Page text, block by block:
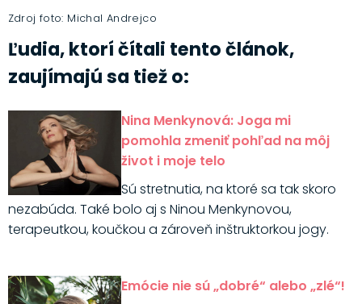
Zdroj foto: Michal Andrejco
Ľudia, ktorí čítali tento článok,
zaujímajú sa tiež o:
Nina Menkynová: Joga mi
pomohla zmeniť pohľad na môj
život i moje telo
Sú stretnutia, na ktoré sa tak skoro
nezabúda. Také bolo aj s Ninou Menkynovou,
terapeutkou, koučkou a zároveň inštruktorkou jogy.
Emócie nie sú „dobré“ alebo „zlé“!